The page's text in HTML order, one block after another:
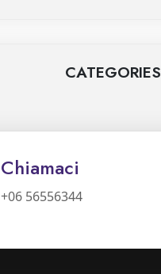
CATEGORIES
Chiamaci
+06 56556344